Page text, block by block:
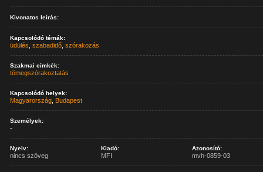
Kivonatos leírás:
Kapcsolódó témák:
üdülés ,szabadidő ,szórakozás
Szakmai címkék:
tömegszórakoztatás
Kapcsolódó helyek:
Magyarország Budapest
Személyek:
-
Nyelv:
nincs szöveg
Kiadó:
MFI
Azonosító:
mvh-0859-03